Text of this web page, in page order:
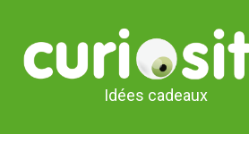
Idées cadeaux